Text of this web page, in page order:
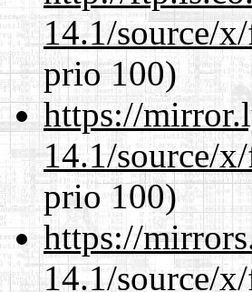
14.1/source/
prio 100)
https://
14.1/source/
prio 100)
https://
14.1/source/